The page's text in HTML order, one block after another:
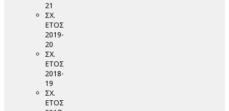
21
ΣΧ.
ΕΤΟΣ
2019-
20
ΣΧ.
ΕΤΟΣ
2018-
19
ΣΧ.
ΕΤΟΣ